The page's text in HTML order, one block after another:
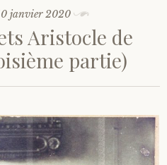
janvier 2020
Aristocle de
partie)